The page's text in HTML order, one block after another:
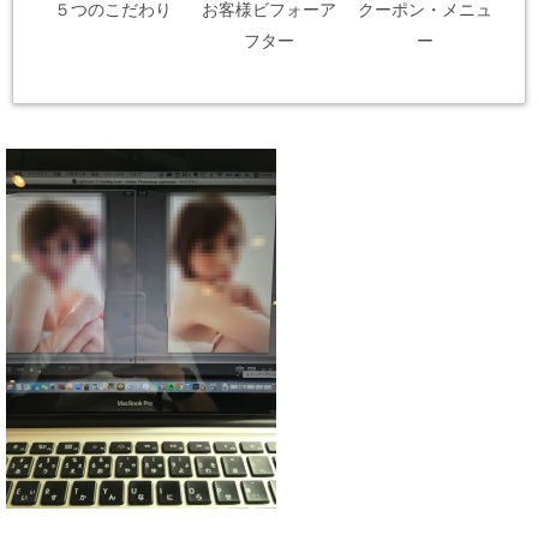
５つのこだわり
お客様ビフォーア
フター
クーポン・メニュ
ー